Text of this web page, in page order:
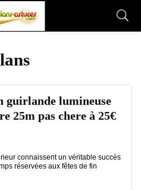
guirlande lumineuse
25m pas chere à 25€
connaissent un véritable succès
réservées aux fêtes de fin